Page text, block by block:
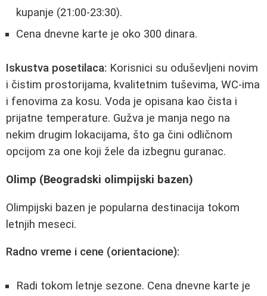
kupanje (21:00-23:30).
Cena dnevne karte je oko 300 dinara.
Iskustva posetilaca: Korisnici su oduševljeni novim
i čistim prostorijama, kvalitetnim tuševima, WC-ima
i fenovima za kosu. Voda je opisana kao čista i
prijatne temperature. Gužva je manja nego na
nekim drugim lokacijama, što ga čini odličnom
opcijom za one koji žele da izbegnu guranac.
Olimp (Beogradski olimpijski bazen)
Olimpijski bazen je popularna destinacija tokom
letnjih meseci.
Radno vreme i cene (orientacione):
Radi tokom letnje sezone. Cena dnevne karte je